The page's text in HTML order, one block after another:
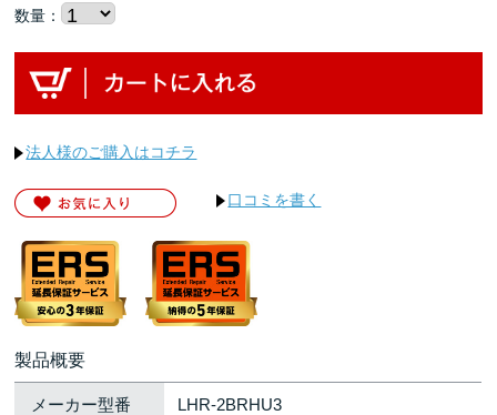
数量：
法人様のご購入はコチラ
口コミを書く
製品概要
メーカー型番 LHR-2BRHU3